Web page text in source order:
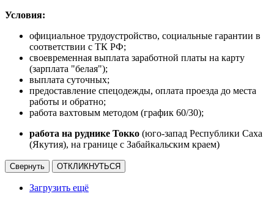
Условия:
официальное трудоустройство, социальные гарантии в
соответствии с ТК РФ;
своевременная выплата заработной платы на карту
(зарплата "белая");
выплата суточных;
предоставление спецодежды, оплата проезда до места
работы и обратно;
работа вахтовым методом (график 60/30);
работа на руднике Токко (юго-запад Республики Саха
(Якутия), на границе с Забайкальским краем)
Свернуть ОТКЛИКНУТЬСЯ
Загрузить ещё